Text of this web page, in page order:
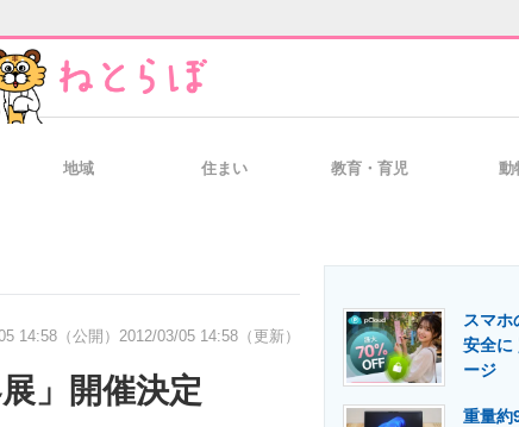
経営リーダーのコミュニティ マ
地域 住まい 教育・育児 動
14:58（公開） 2012/03/05 14:58（更新）
展」開催決定
スマホ
安全に
ージ
重量約